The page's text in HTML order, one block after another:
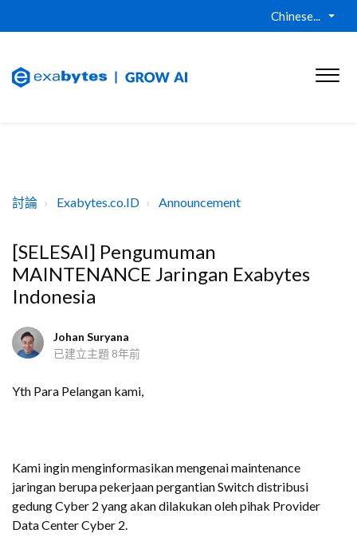
Chinese...
討論 Exabytes.co.ID Announcement
[SELESAI] Pengumuman
MAINTENANCE Jaringan Exabytes
Indonesia
Johan Suryana
已建立主題 8年前
Yth Para Pelangan kami,
Kami ingin menginformasikan mengenai maintenance
jaringan berupa pekerjaan pergantian Switch distribusi
gedung Cyber 2 yang akan dilakukan oleh pihak Provider
Data Center Cyber 2.